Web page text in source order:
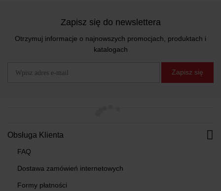
Zapisz się do newslettera
Otrzymuj informacje o najnowszych promocjach, produktach i
katalogach
Zapisz się
Obsługa Klienta
FAQ
Dostawa zamówień internetowych
Formy płatności